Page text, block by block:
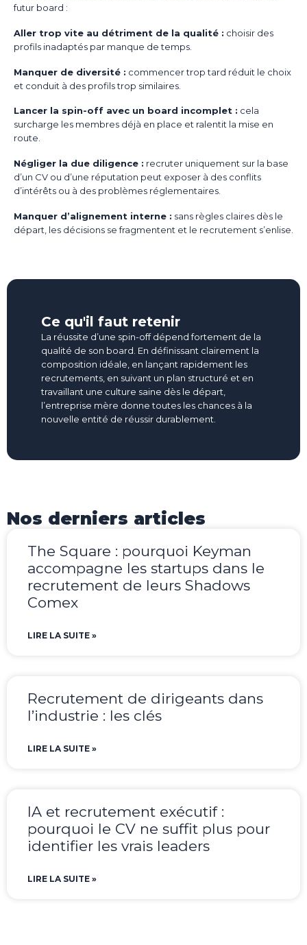
futur board :
Aller trop vite au détriment de la qualité : choisir des
profils inadaptés par manque de temps.
Manquer de diversité : commencer trop tard réduit le choix
et conduit à des profils trop similaires.
Lancer la spin-off avec un board incomplet : cela
surcharge les membres déjà en place et ralentit la mise en
route.
Négliger la due diligence : recruter uniquement sur la base
d’un CV ou d’une réputation peut exposer à des conflits
d’intérêts ou à des problèmes réglementaires.
Manquer d’alignement interne : sans règles claires dès le
départ, les décisions se fragmentent et le recrutement s’enlise.
Ce qu'il faut retenir
La réussite d’une spin-offdépend fortement de la
qualité de son board . En définissant clairement la
composition idéale, en lançant rapidement les
recrutements, en suivant un plan structuré et en
travaillant une culture saine dès le départ,
l’entreprise mère donne toutes les chances à la
nouvelle entité de réussir durablement.
Nos derniers articles
The Square : pourquoi Keyman
accompagne les startups dans le
recrutement de leurs Shadows
Comex
LIRE LA SUITE »
Recrutement de dirigeants dans
l’industrie : les clés
LIRE LA SUITE »
IA et recrutement exécutif :
pourquoi le CV ne suffit plus pour
identifier les vrais leaders
LIRE LA SUITE »